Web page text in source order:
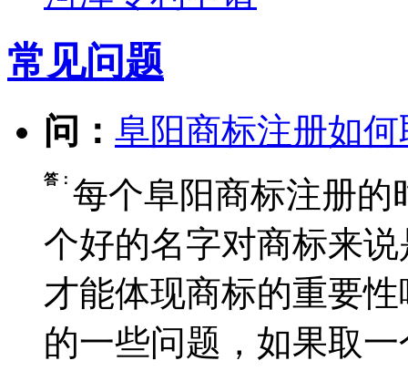
常见问题
问： 阜阳商标注册如
答： 每个阜阳商标注册的
个好的名字对商标来
才能体现商标的重要
的一些问题，如果取